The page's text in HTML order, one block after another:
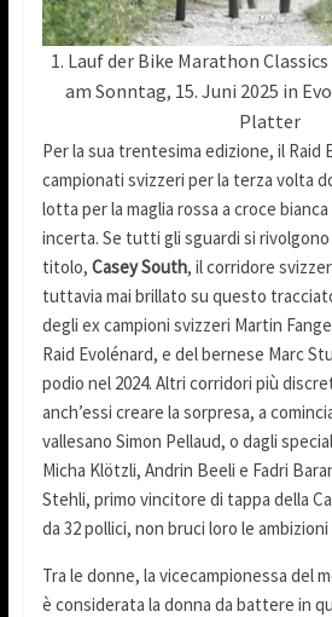
1. Lauf der Bike Marathon
am Sonntag, 15. Juni 2025 in
Platter
Per la sua trentesima edizione, il Raid
campionati svizzeri per la terza volta
lotta per la maglia rossa a croce
incerta. Se tutti gli sguardi si
titolo, Casey South, il corridore
tuttavia mai brillato su questo
degli ex campioni svizzeri Martin
Raid Evolénard, e del bernese Marc
podio nel 2024. Altri corridori più
anch’essi creare la sorpresa, a
vallesano Simon Pellaud, o dagli
Micha Klötzli, Andrin Beeli e Fadri
Stehli, primo vincitore di tappa della
da 32 pollici, non bruci loro le
Tra le donne, la vicecampionessa del
è considerata la donna da battere in